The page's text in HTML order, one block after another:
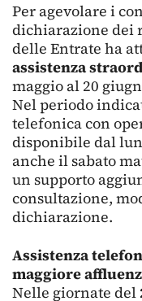
Per agevolare i
dichiarazione dei
delle Entrate ha
assistenza
maggio al 20
Nel periodo
telefonica con
disponibile dal
anche il sabato
un supporto
consultazione,
dichiarazione.
Assistenza
maggiore
Nelle giornate del